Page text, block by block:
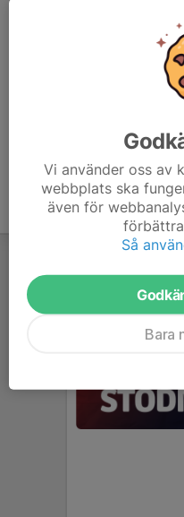
Vi använder oss av
webbplats ska
även för
Så
Bara